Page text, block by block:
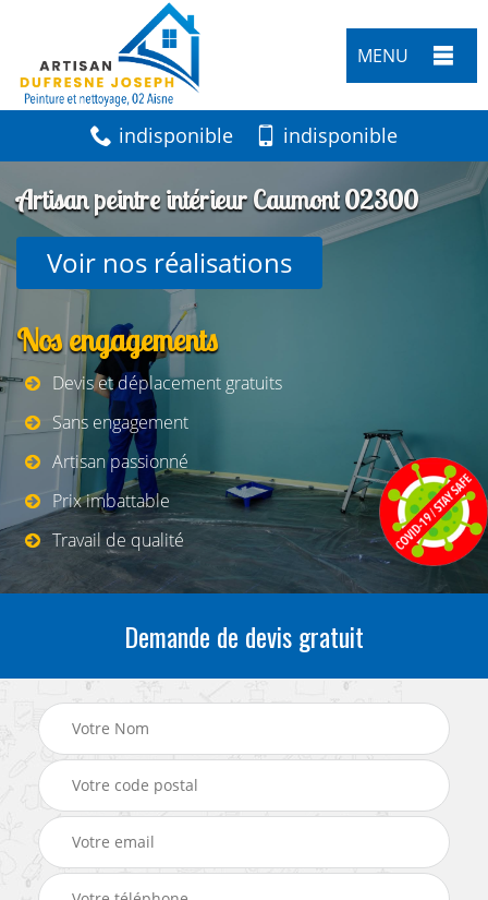
MENU
indisponible indisponible
Artisan peintre intérieur Caumont 02300
Voir nos réalisations
Nos engagements
Devis et déplacement gratuits
Sans engagement
Artisan passionné
Prix imbattable
Travail de qualité
Demande de devis gratuit